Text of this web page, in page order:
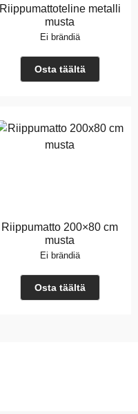
Riippumattoteline metalli
musta
Ei brändiä
Osta täältä
Riippumatto 200×80 cm
musta
Ei brändiä
Osta täältä